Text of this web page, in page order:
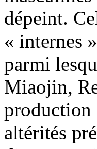
dépeint.
« internes
parmi
Miaojin,
production
altérités